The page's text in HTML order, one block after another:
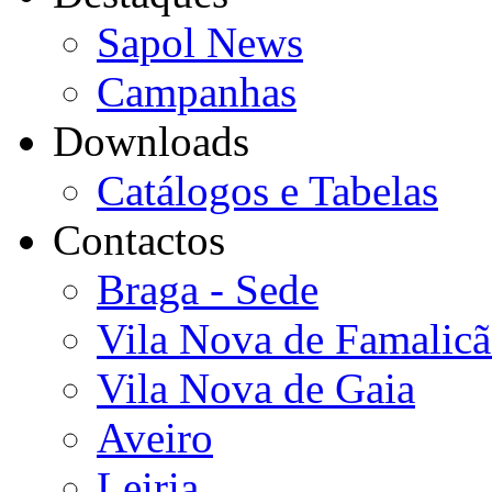
Sapol News
Campanhas
Downloads
Catálogos e Tabelas
Contactos
Braga - Sede
Vila Nova de
Vila Nova de Gaia
Aveiro